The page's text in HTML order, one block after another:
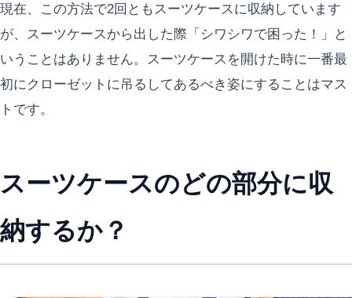
現在、この方法で2回ともスーツケースに収納しています
が、スーツケースから出した際「シワシワで困った！」と
いうことはありません。スーツケースを開けた時に一番最
初にクローゼットに吊るしてあるべき姿にすることはマス
トです。
スーツケースのどの部分に収
納するか？